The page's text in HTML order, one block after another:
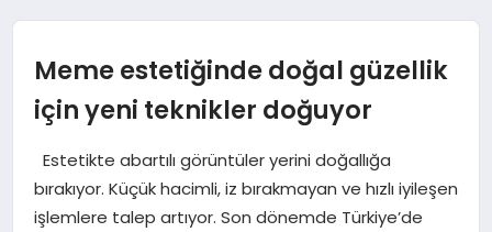
EKONOMI
TEKNOLOJI
Meme estetiğinde doğal güzellik
için yeni teknikler doğuyor
Estetikte abartılı görüntüler yerini doğallığa
bırakıyor. Küçük hacimli, iz bırakmayan ve hızlı iyileşen
işlemlere talep artıyor. Son dönemde Türkiye’de